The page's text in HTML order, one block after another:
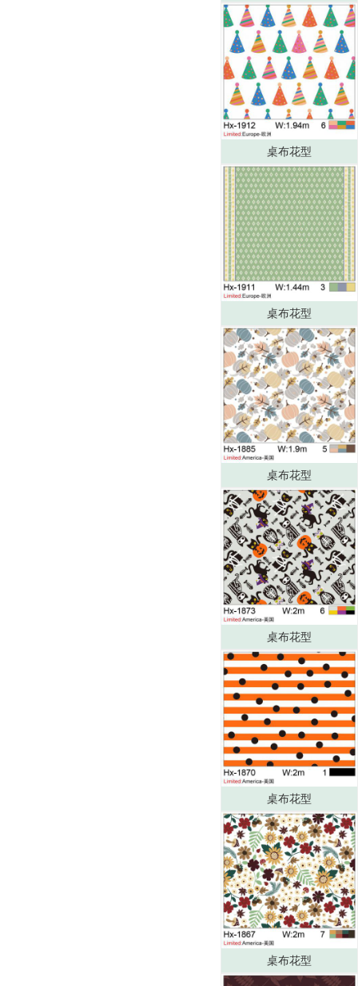
桌布花型
桌布花型
桌布花型
桌布花型
桌布花型
桌布花型